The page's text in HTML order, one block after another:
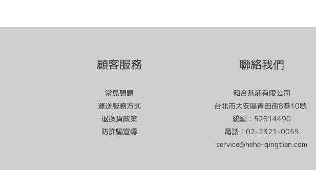
顧客服務
常見問題
運送服務方式
退換貨政策
防詐騙宣導
聯絡我們
和合茶莊有限公司
台北市大安區青田街8巷10號
統編：52814490
電話：02-2321-0055
service@hehe-qingtian.com